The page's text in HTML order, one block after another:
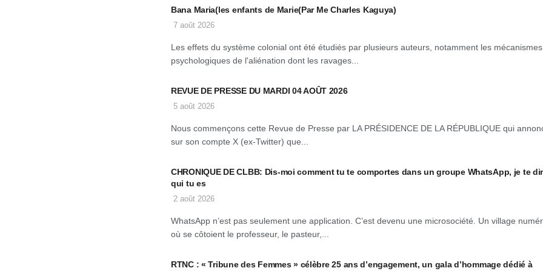
Bana Maria(les enfants de Marie(Par Me Charles Kaguya)
7 août 2026
Les effets du système colonial ont été étudiés par plusieurs auteurs, notamment les mécanismes
psychologiques de l'aliénation dont les ravages...
REVUE DE PRESSE DU MARDI 04 AOÛT 2026
5 août 2026
Nous commençons cette Revue de Presse par LA PRÉSIDENCE DE LA RÉPUBLIQUE qui
sur son compte X (ex-Twitter) que...
CHRONIQUE DE CLBB: Dis-moi comment tu te comportes dans un groupe WhatsApp, je te
qui tu es
2 août 2026
WhatsApp n’est pas seulement une application. C’est devenu une microsociété. Un village
où se côtoient le professeur, le pasteur,...
RTNC : « Tribune des Femmes » célèbre 25 ans d’engagement, un gala d’hommage dédié à